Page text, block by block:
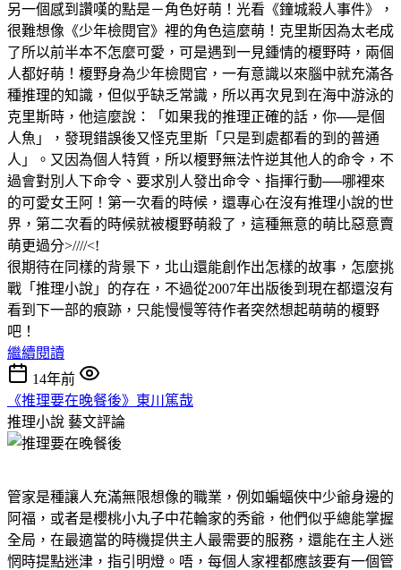
另一個感到讚嘆的點是－角色好萌！光看《鐘城殺人事件》，
很難想像《少年檢閱官》裡的角色這麼萌！克里斯因為太老成
了所以前半本不怎麼可愛，可是遇到一見鍾情的榎野時，兩個
人都好萌！榎野身為少年檢閱官，一有意識以來腦中就充滿各
種推理的知識，但似乎缺乏常識，所以再次見到在海中游泳的
克里斯時，他這麼說：「如果我的推理正確的話，你──是個
人魚」，發現錯誤後又怪克里斯「只是到處都看的到的普通
人」。又因為個人特質，所以榎野無法忤逆其他人的命令，不
過會對別人下命令、要求別人發出命令、指揮行動──哪裡來
的可愛女王阿！第一次看的時候，還專心在沒有推理小說的世
界，第二次看的時候就被榎野萌殺了，這種無意的萌比惡意賣
萌更過分>////<!
很期待在同樣的背景下，北山還能創作出怎樣的故事，怎麼挑
戰「推理小說」的存在，不過從2007年出版後到現在都還沒有
看到下一部的痕跡，只能慢慢等待作者突然想起萌萌的榎野
吧！
繼續閱讀
14年前
《推理要在晚餐後》東川篤哉
推理小說 藝文評論
管家是種讓人充滿無限想像的職業，例如蝙蝠俠中少爺身邊的
阿福，或者是櫻桃小丸子中花輪家的秀爺，他們似乎總能掌握
全局，在最適當的時機提供主人最需要的服務，還能在主人迷
惘時提點迷津，指引明燈。唔，每個人家裡都應該要有一個管